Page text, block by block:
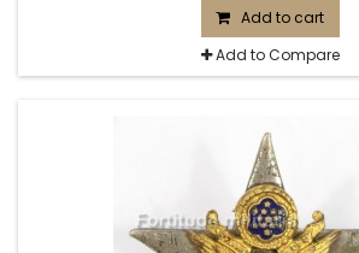
Add to cart
Add to Compare